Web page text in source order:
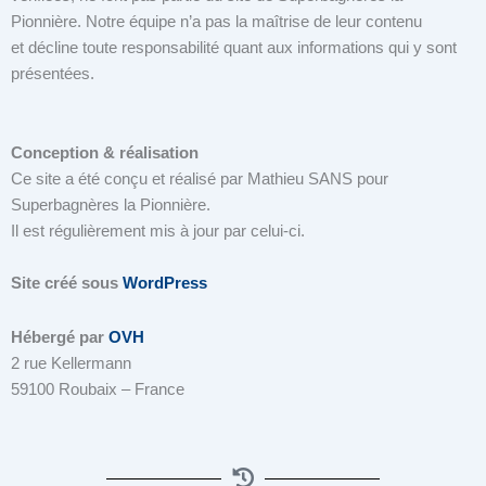
Pionnière. Notre équipe n’a pas la maîtrise de leur contenu
et décline toute responsabilité quant aux informations qui y sont
présentées.
Conception & réalisation
Ce site a été conçu et réalisé par Mathieu SANS pour
Superbagnères la Pionnière.
Il est régulièrement mis à jour par celui-ci.
Site créé sous WordPress
Hébergé par OVH
2 rue Kellermann
59100 Roubaix – France